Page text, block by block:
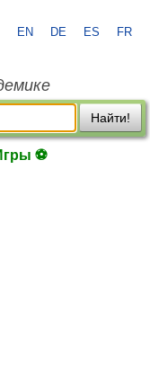
EN DE ES FR
Найти!
⚽